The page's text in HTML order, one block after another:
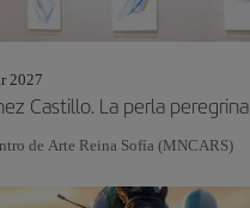
2027
Castillo. La perla peregrina
de Arte Reina Sofía (MNCARS)